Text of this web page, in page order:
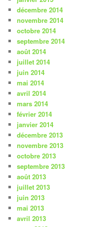
décembre 2014
novembre 2014
octobre 2014
septembre 2014
août 2014
juillet 2014
juin 2014
mai 2014
avril 2014
mars 2014
février 2014
janvier 2014
décembre 2013
novembre 2013
octobre 2013
septembre 2013
août 2013
juillet 2013
juin 2013
mai 2013
avril 2013